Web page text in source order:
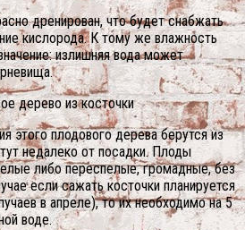
дренирован, что будет снабжать
кислорода. К тому же влажность
излишняя вода может
дерево из косточки
этого плодового дерева берутся из
недалеко от посадки. Плоды
либо переспелые, громадные, без
если сажать косточки планируется
в апреле), то их необходимо на 5
воде.